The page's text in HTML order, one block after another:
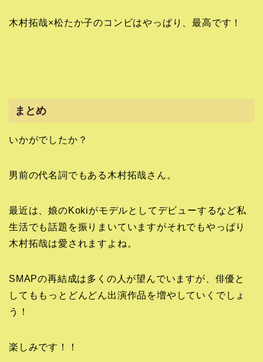
木村拓哉×松たか子のコンビはやっぱり、最高です！
まとめ
いかがでしたか？
男前の代名詞でもある木村拓哉さん。
最近は、娘のKokiがモデルとしてデビューするなど私
生活でも話題を振りまいていますがそれでもやっぱり
木村拓哉は愛されますよね。
SMAPの再結成は多くの人が望んでいますが、俳優と
してももっとどんどん出演作品を増やしていくでしょ
う！
楽しみです！！